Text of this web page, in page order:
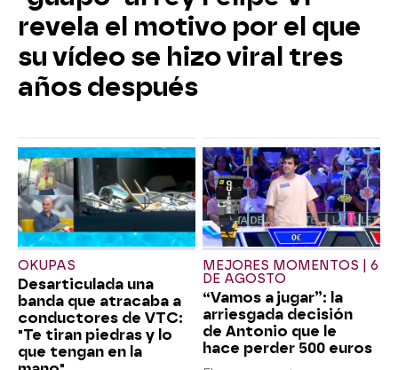
revela el motivo por el que
su vídeo se hizo viral tres
años después
OKUPAS
Desarticulada una
banda que atracaba a
conductores de VTC:
"Te tiran piedras y lo
que tengan en la
MEJORES MOMENTOS | 6
DE AGOSTO
“Vamos a jugar”: la
arriesgada decisión
de Antonio que le
hace perder 500 euros